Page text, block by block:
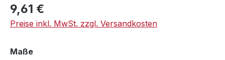
Regulärer Preis:
9,61 €
Preise inkl. MwSt. zzgl. Versandkosten
Maßeauswählen